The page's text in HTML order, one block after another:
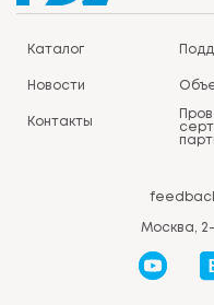
Каталог
Новости
Контакты
Москва, 2-